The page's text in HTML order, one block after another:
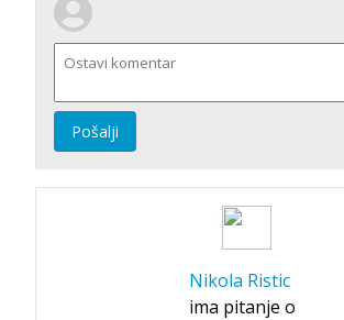
Pošalji
Nikola Ristic
ima pitanje o